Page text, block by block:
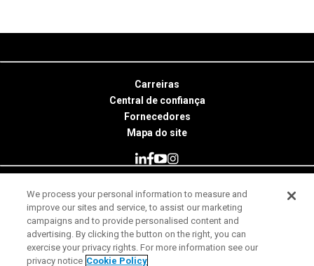
Carreiras
Central de confiança
Fornecedores
Mapa do site
© 2026 Minitab, LLC. All Rights Reserved.
Termos de uso
Aviso de Privacidade
We process your personal information to measure and
improve our sites and service, to assist our marketing
campaigns and to provide personalised content and
advertising. By clicking the button on the right, you can
exercise your privacy rights. For more information see our
privacy notice Cookie Policy